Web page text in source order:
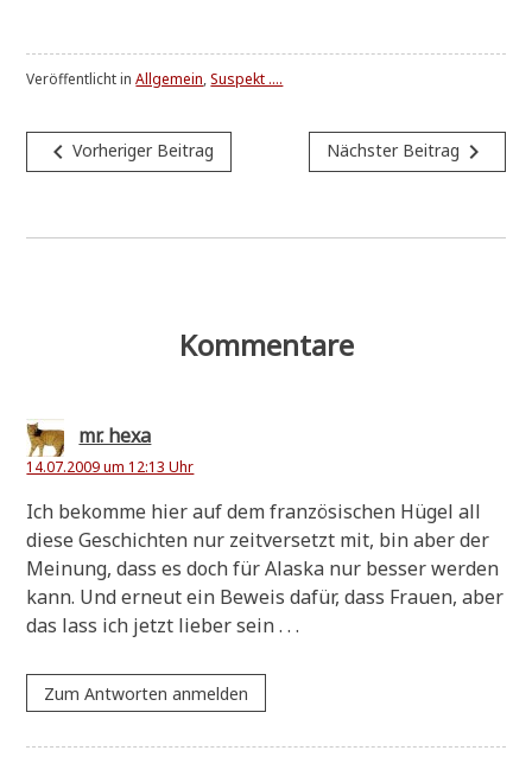
Veröffentlicht inAllgemein,Suspekt ....
Beitragsnavigation
navigate_beforeVorheriger Beitrag Nächster Beitrag navigate_next
Kommentare
mr. hexa
14.07.2009 um 12:13 Uhr
Ich bekom­me hier auf dem fran­zö­si­schen Hügel all
die­se Geschich­ten nur zeit­ver­setzt mit, bin aber der
Mei­nung, dass es doch für Alas­ka nur bes­ser wer­den
kann. Und erneut ein Beweis dafür, dass Frau­en, aber
das lass ich jetzt lie­ber sein . . .
Zum Antworten anmelden